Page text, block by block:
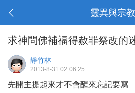
靈異與宗教
求神問佛補福得赦罪祭改的
靜竹林
2013-8-31 02:06:25
先開主提起來才不會醒來忘記要寫